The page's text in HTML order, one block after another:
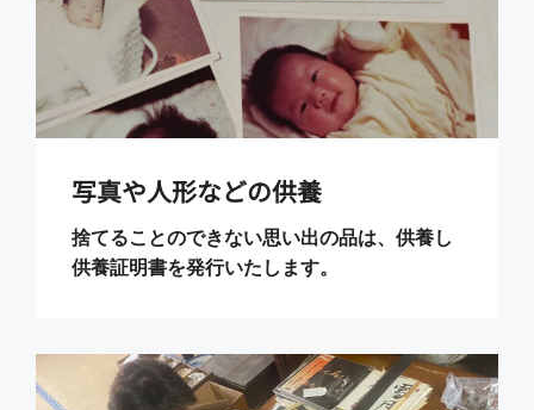
写真や人形などの供養
捨てることのできない思い出の品は、供養し
供養証明書を発行いたします。